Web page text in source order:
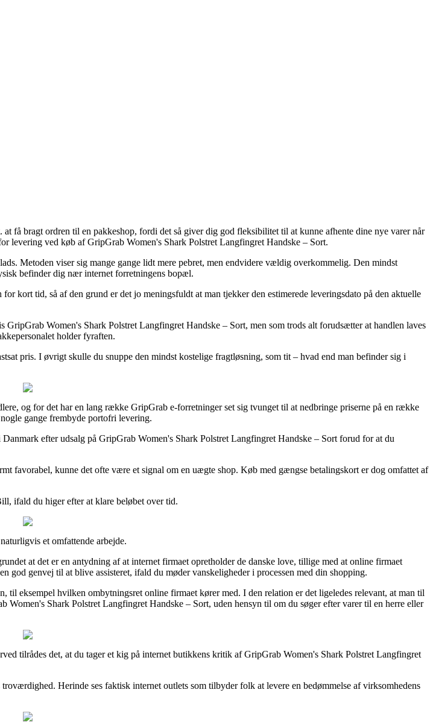
få bragt ordren til en pakkeshop, fordi det så giver dig god fleksibilitet til at kunne afhente dine nye varer når
levering ved køb af GripGrab Women's Shark Polstret Langfingret Handske – Sort.
Metoden viser sig mange gange lidt mere pebret, men endvidere vældig overkommelig. Den mindst
befinder dig nær internet forretningens bopæl.
kort tid, så af den grund er det jo meningsfuldt at man tjekker den estimerede leveringsdato på den aktuelle
Women's Shark Polstret Langfingret Handske – Sort, men som trods alt forudsætter at handlen laves
holder fyraften.
pris. I øvrigt skulle du snuppe den mindst kostelige fragtløsning, som tit – hvad end man befinder sig i
og for det har en lang række GripGrab e-forretninger set sig tvunget til at nedbringe priserne på en række
gange frembyde portofri levering.
efter udsalg på GripGrab Women's Shark Polstret Langfingret Handske – Sort forud for at du
favorabel, kunne det ofte være et signal om en uægte shop. Køb med gængse betalingskort er dog omfattet af
ifald du higer efter at klare beløbet over tid.
et omfattende arbejde.
at det er en antydning af at internet firmaet opretholder de danske love, tillige med at online firmaet
god genvej til at blive assisteret, ifald du møder vanskeligheder i processen med din shopping.
til eksempel hvilken ombytningsret online firmaet kører med. I den relation er det ligeledes relevant, at man til
Shark Polstret Langfingret Handske – Sort, uden hensyn til om du søger efter varer til en herre eller
tilrådes det, at du tager et kig på internet butikkens kritik af GripGrab Women's Shark Polstret Langfingret
Herinde ses faktisk internet outlets som tilbyder folk at levere en bedømmelse af virksomhedens